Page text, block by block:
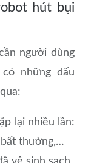
hút bụi
người dùng
những dấu
lại nhiều lần:
bất thường,…